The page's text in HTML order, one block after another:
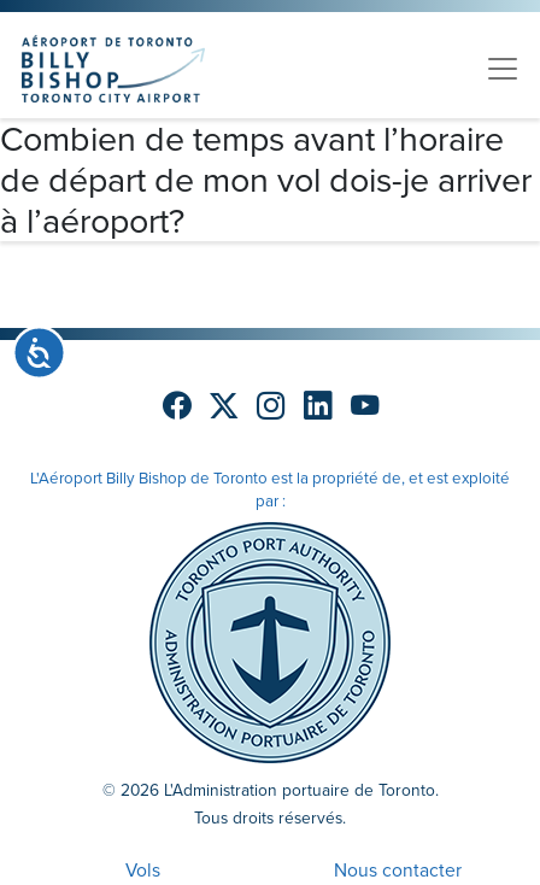
Veuillez
noter
Ce
site
Web
comprend
un
système
Accessibilité
Skip to main content
Combien de temps avant l’horaire
de départ de mon vol dois-je arriver
à l’aéroport?
L'Aéroport Billy Bishop de Toronto est la propriété de, et est exploité
par :
© 2026 L'Administration portuaire de Toronto.
Tous droits réservés.
Vols
Nous contacter